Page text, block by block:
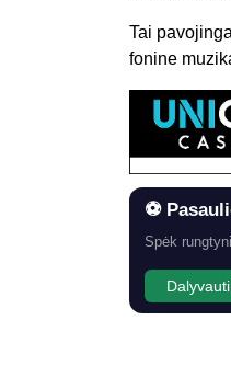
Tai
fonine
⚽
Spėk